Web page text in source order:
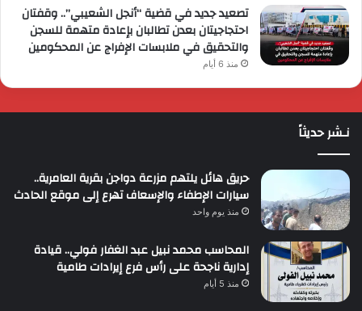
تصعيد جديد في قضية “أنجل الشعيبي”.. وقفتان
احتجاجيتان بعدن تطالبان بإعادة متهمة للسجن
والتحقيق في ملابسات الإفراج عن المحكومين
منذ 6 أيام
نـشر حديثاً
حريق هائل يلتهم مزرعة دواجن بقرية العامرية..
سيارات الإطفاء والإسعاف تهرع إلى موقع الحادث
منذ يوم واحد
المحاسب محمد نبيل عبد الغفار فولي.. قيادة
إدارية ناجحة على رأس فرع إيرادات طامية
منذ 5 أيام